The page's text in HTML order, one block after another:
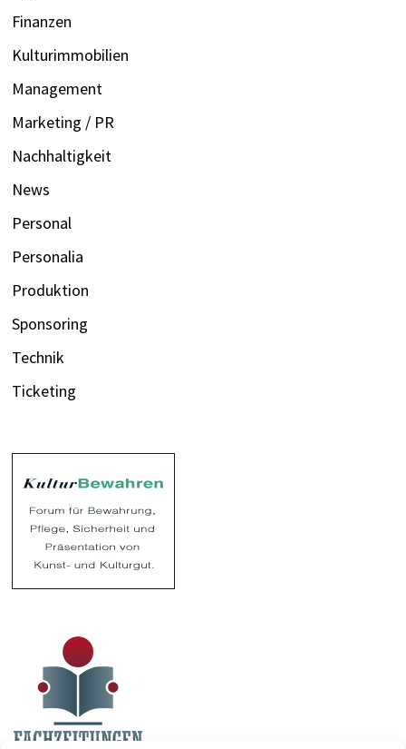
Finanzen
Kulturimmobilien
Management
Marketing / PR
Nachhaltigkeit
News
Personal
Personalia
Produktion
Sponsoring
Technik
Ticketing